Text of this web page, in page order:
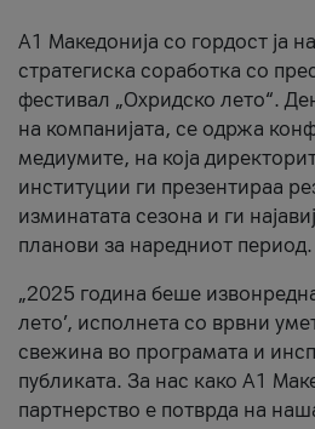
A1 Македонија со гордост ја
стратегиска соработка со
фестивал „Охридско лето“.
на компанијата, се одржа
медиумите, на која
институции ги презентираа
изминатата сезона и ги
планови за наредниот период.
„2025 година беше
лето’, исполнета со врвни
свежина во програмата и
публиката. За нас како A1
партнерство е потврда на